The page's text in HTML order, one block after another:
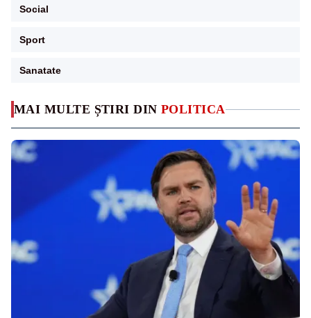
MAI MULTE ȘTIRI DIN POLITICA
Social
Sport
Sanatate